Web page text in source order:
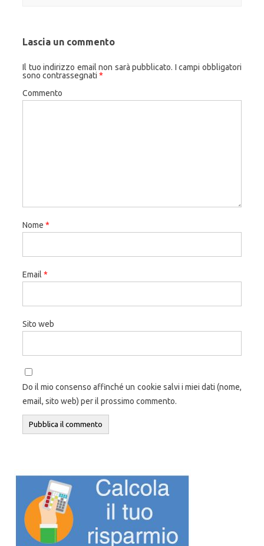
Lascia un commento
Il tuo indirizzo email non sarà pubblicato. I campi obbligatori
sono contrassegnati *
Commento
Nome *
Email *
Sito web
Do il mio consenso affinché un cookie salvi i miei dati (nome,
email, sito web) per il prossimo commento.